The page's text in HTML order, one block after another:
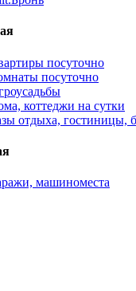
посуточно
посуточно
коттеджи на сутки
отдыха, гостиницы,
машиноместа